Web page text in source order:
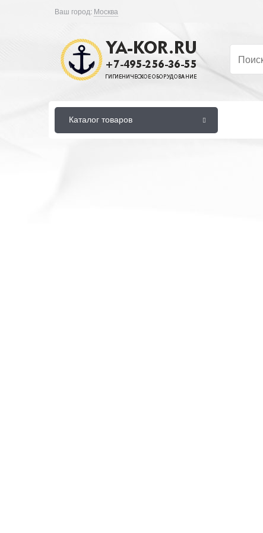
Ваш город: Москва
Каталог товаров